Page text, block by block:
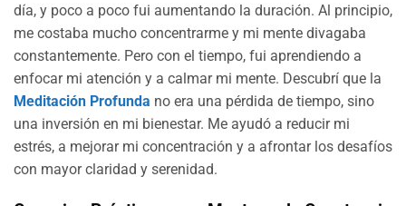
día, y poco a poco fui aumentando la duración. Al principio,
me costaba mucho concentrarme y mi mente divagaba
constantemente. Pero con el tiempo, fui aprendiendo a
enfocar mi atención y a calmar mi mente. Descubrí que la
Meditación Profunda no era una pérdida de tiempo, sino
una inversión en mi bienestar. Me ayudó a reducir mi
estrés, a mejorar mi concentración y a afrontar los desafíos
con mayor claridad y serenidad.